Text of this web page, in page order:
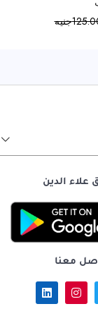
جنيه
الدين
معنا